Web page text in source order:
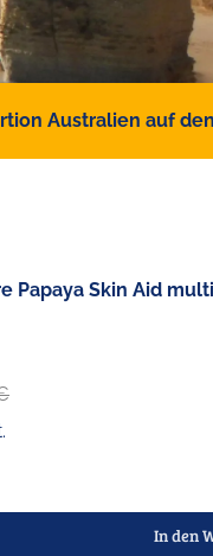
Australien auf
Papaya Skin Aid
In den